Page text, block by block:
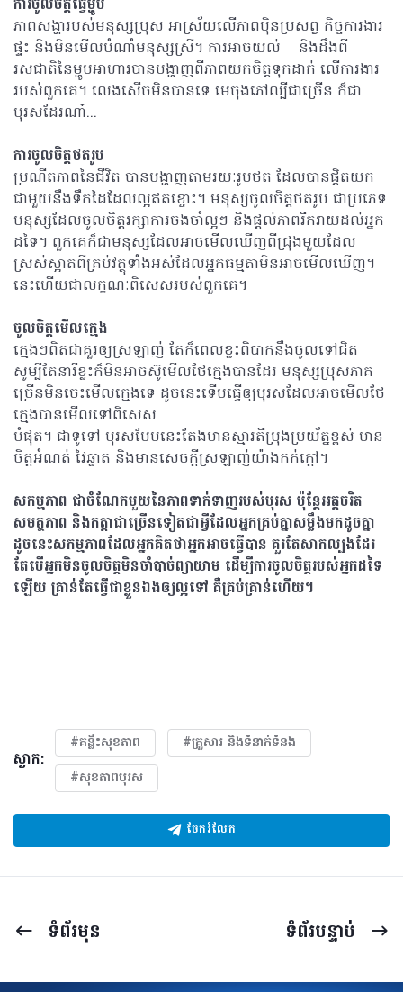
ការចូលចិត្តធ្វើម្ហូប
ភាពសង្ហារបស់មនុស្សប្រុស អាស្រ័យលើភាពប៉ិនប្រសព្វ កិច្ចការងារ
ផ្ទះ និងមិនមើលបំណាំមនុស្សស្រី។ ការអាចយល់ និងដឹងពី
រសជាតិនៃម្ហូបអាហារបានបង្ហាញពីភាពយកចិត្តទុកដាក់ លើការងារ
របស់ពួកគេ។ លេងសើចមិនបានទេ មេចុងភៅល្បីជាច្រើន ក៏ជា
បុរសដែរណា៎...
ការចូលចិត្តថតរូប
ប្រណីតភាពនៃជីវិត បានបង្ហាញតាមរយៈរូបថត ដែលបានផ្តិតយក
ជាមួយនឹងទឹកដៃដែលល្អឥតខ្ចោះ។ មនុស្សចូលចិត្តថតរូប ជាប្រភេទ
មនុស្សដែលចូលចិត្តរក្សាការចងចាំល្អៗ និងផ្តល់ភាពរីករាយដល់អ្នក
ដទៃ។ ពួកគេក៏ជាមនុស្សដែលអាចមើលឃើញពីជ្រុងមួយដែល
ស្រស់ស្អាតពីគ្រប់វត្ថុទាំងអស់ដែលអ្នកធម្មតាមិនអាចមើលឃើញ។
នេះហើយជាលក្ខណៈពិសេសរបស់ពួកគេ។
ចូលចិត្តមើលក្មេង
ក្មេងៗពិតជាគួរឲ្យស្រឡាញ់ តែក៏ពេលខ្លះពិបាកនឹងចូលទៅជិត
សូម្បីតែនារីខ្លះក៏មិនអាចស៊ូមើលថែក្មេងបានដែរ មនុស្សប្រុសភាគ
ច្រើនមិនចេះមើលក្មេងទេ ដូចនេះទើបធ្វើឲ្យបុរសដែលអាចមើលថែ
ក្មេងបានមើលទៅពិសេស
បំផុត។ ជាទូទៅ បុរសបែបនេះតែងមានស្មារតីប្រុងប្រយ័ត្នខ្ពស់ មាន
ចិត្តអំណត់ វៃឆ្លាត និងមានសេចក្តីស្រឡាញ់យ៉ាងកក់ក្តៅ។
សកម្មភាព ជាចំណែកមួយនៃភាពទាក់ទាញរបស់បុរស ប៉ុន្តែអត្តចរិត
សមត្ថភាព និងកត្តាជាច្រើនទៀតជាអ្វីដែលអ្នកគ្រប់គ្នាសម្លឹងមកដូចគ្នា
ដូចនេះសកម្មភាពដែលអ្នកគិតថាអ្នកអាចធ្វើបាន គួរតែសាកល្បងដែរ
តែបើអ្នកមិនចូលចិត្តមិនចាំបាច់ព្យាយាម ដើម្បីការចូលចិត្តរបស់អ្នកដទៃ
ឡើយ គ្រាន់តែធ្វើជាខ្លួនឯងឲ្យល្អទៅ គឺគ្រប់គ្រាន់ហើយ។
ស្លាក:
#គន្លឹះសុខភាព
#គ្រួសារ​ និងទំនាក់ទំនង
#សុខភាពបុរស
ចែករំលែក
ទំព័រ​មុន ទំព័រ​បន្ទាប់